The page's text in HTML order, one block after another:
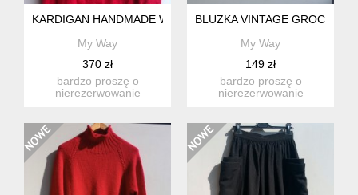
KARDIGAN HANDMADE WEŁNA
My Way
370 zł
bardzo proszę o
nierezerwowanie
BLUZKA VINTAGE GROCHY
My Way
149 zł
bardzo proszę o
nierezerwowanie